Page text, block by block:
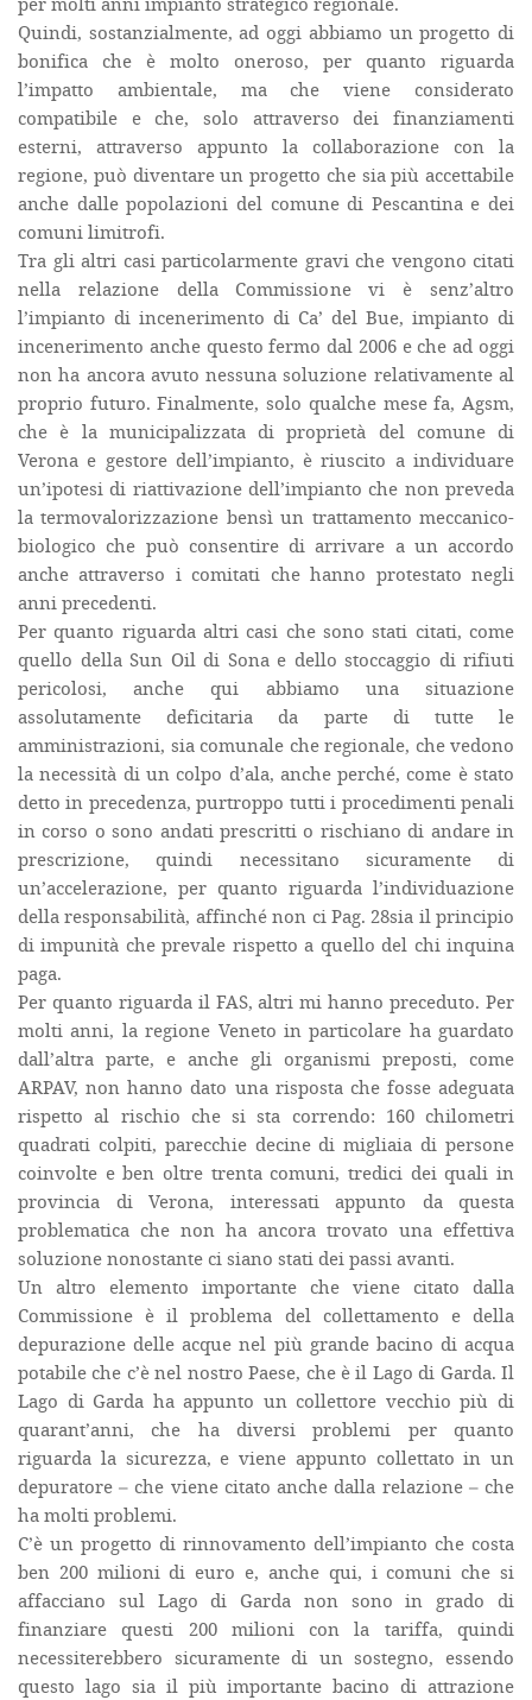
Quindi, sostanzialmente, ad oggi abbiamo un progetto di
bonifica che è molto oneroso, per quanto riguarda
l’impatto ambientale, ma che viene considerato
compatibile e che, solo attraverso dei finanziamenti
esterni, attraverso appunto la collaborazione con la
regione, può diventare un progetto che sia più accettabile
anche dalle popolazioni del comune di Pescantina e dei
comuni limitrofi.
Tra gli altri casi particolarmente gravi che vengono citati
nella relazione della Commissione vi è senz’altro
l’impianto di incenerimento di Ca’ del Bue, impianto di
incenerimento anche questo fermo dal 2006 e che ad oggi
non ha ancora avuto nessuna soluzione relativamente al
proprio futuro. Finalmente, solo qualche mese fa, Agsm,
che è la municipalizzata di proprietà del comune di
Verona e gestore dell’impianto, è riuscito a individuare
un’ipotesi di riattivazione dell’impianto che non preveda
la termovalorizzazione bensì un trattamento meccanico-
biologico che può consentire di arrivare a un accordo
anche attraverso i comitati che hanno protestato negli
anni precedenti.
Per quanto riguarda altri casi che sono stati citati, come
quello della Sun Oil di Sona e dello stoccaggio di rifiuti
pericolosi, anche qui abbiamo una situazione
assolutamente deficitaria da parte di tutte le
amministrazioni, sia comunale che regionale, che vedono
la necessità di un colpo d’ala, anche perché, come è stato
detto in precedenza, purtroppo tutti i procedimenti penali
in corso o sono andati prescritti o rischiano di andare in
prescrizione, quindi necessitano sicuramente di
un’accelerazione, per quanto riguarda l’individuazione
della responsabilità, affinché non ci Pag. 28sia il principio
di impunità che prevale rispetto a quello del chi inquina
paga.
Per quanto riguarda il FAS, altri mi hanno preceduto. Per
molti anni, la regione Veneto in particolare ha guardato
dall’altra parte, e anche gli organismi preposti, come
ARPAV, non hanno dato una risposta che fosse adeguata
rispetto al rischio che si sta correndo: 160 chilometri
quadrati colpiti, parecchie decine di migliaia di persone
coinvolte e ben oltre trenta comuni, tredici dei quali in
provincia di Verona, interessati appunto da questa
problematica che non ha ancora trovato una effettiva
soluzione nonostante ci siano stati dei passi avanti.
Un altro elemento importante che viene citato dalla
Commissione è il problema del collettamento e della
depurazione delle acque nel più grande bacino di acqua
potabile che c’è nel nostro Paese, che è il Lago di Garda. Il
Lago di Garda ha appunto un collettore vecchio più di
quarant’anni, che ha diversi problemi per quanto
riguarda la sicurezza, e viene appunto collettato in un
depuratore – che viene citato anche dalla relazione – che
ha molti problemi.
C’è un progetto di rinnovamento dell’impianto che costa
ben 200 milioni di euro e, anche qui, i comuni che si
affacciano sul Lago di Garda non sono in grado di
finanziare questi 200 milioni con la tariffa, quindi
necessiterebbero sicuramente di un sostegno, essendo
questo lago sia il più importante bacino di attrazione